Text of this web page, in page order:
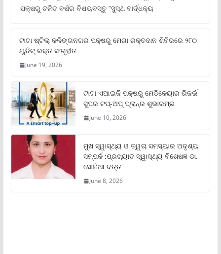
ପକ୍ଷରୁ ଚଳିତ ବର୍ଷର ବିଷୟବସ୍ତୁ “ସୁସ୍ଥ ବାର୍ଦ୍ଧକ୍ୟ
ଟାଟା ଷ୍ଟିଲ୍‌ କଳିଙ୍ଗନଗର ପକ୍ଷରୁ ମେଗା ରକ୍ତଦାନ ଶିବିରରେ ୨୮୦
ୟୁନିଟ୍‌ ରକ୍ତ ସଂଗୃହୀତ
June 19, 2026
ଟାଟା ଏଆଇଜି ପକ୍ଷରୁ ମେଡିକେୟାର ରିଜର୍ଭ
ସୁପର ଟପ୍‌-ଅପ୍ ପ୍ଲାନ୍‌ର ଶୁଭାରମ୍ଭ
June 10, 2026
ମୁଖ ସ୍ୱାସ୍ଥ୍ୟ ଓ ତ୍ୱଚା ସମସ୍ୟାର ଅଦୃଶ୍ୟ
ସମ୍ପର୍କ :ପ୍ରଖ୍ୟାତ ସ୍ୱାସ୍ଥ୍ୟ ବିଶେଷଜ୍ଞ ଡା.
ସୋନିଆ ଦତ୍ତ
June 8, 2026